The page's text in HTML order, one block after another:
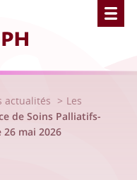
Joseph - Marseille
actualités
Les
de Soins Palliatifs-
mai 2026